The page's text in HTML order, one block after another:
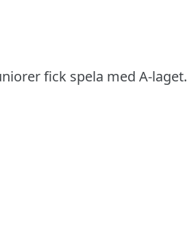
fick spela med A-laget.